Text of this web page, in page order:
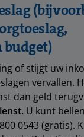
of stijgt uw
vervallen.
dan geld
U kunt
0543 (gratis).